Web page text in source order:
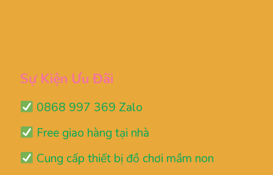
Sự Kiện Ưu Đãi
0868 997 369 Zalo
Free giao hàng tại nhà
Cung cấp thiết bị đồ chơi mầm non